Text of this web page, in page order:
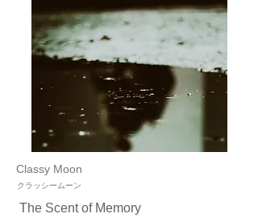
Classy Moon
クラッシームーン
The Scent of Memory